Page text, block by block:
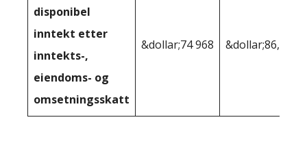
disponibel
inntekt etter
inntekts-,
eiendoms- og
omsetningsskatt
&dollar;74 968 &dollar;86,457